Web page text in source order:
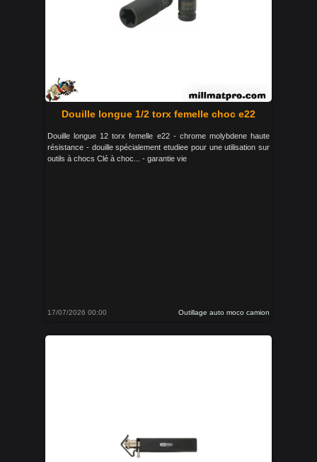
Douille longue 1/2 torx femelle choc e22
Douille longue 12 torx femelle e22 - chrome molybdene haute
résistance - douille spécialement etudiee pour une utilisation sur
outils à chocs Clé à choc... - garantie vie
17/07/2026 00:00 Outillage auto moco camion